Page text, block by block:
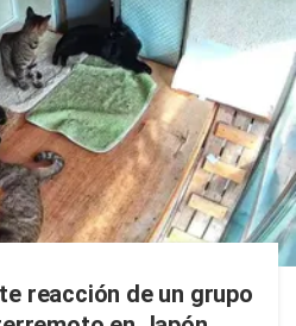
reacción de un grupo